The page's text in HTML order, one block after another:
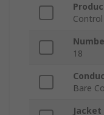
Control
18
Bare